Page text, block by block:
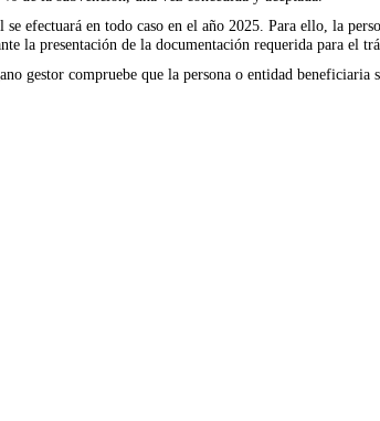
efectuará en todo caso en el año 2025. Para ello, la
la presentación de la documentación requerida para el
gestor compruebe que la persona o entidad